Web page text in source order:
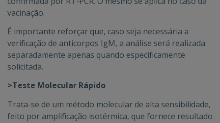
vacinação.
É importante reforçar que, caso seja necessária a
verificação de anticorpos IgM, a análise será realizada
separadamente apenas quando especificamente
solicitada.
>Teste Molecular Rápido
Trata-se de um método molecular de alta sensibilidade,
feito por amplificação isotérmica, que fornece resultado